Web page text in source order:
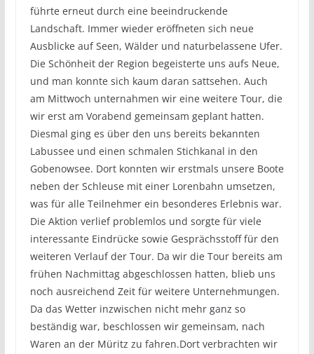
führte erneut durch eine beeindruckende
Landschaft. Immer wieder eröffneten sich neue
Ausblicke auf Seen, Wälder und naturbelassene Ufer.
Die Schönheit der Region begeisterte uns aufs Neue,
und man konnte sich kaum daran sattsehen. Auch
am Mittwoch unternahmen wir eine weitere Tour, die
wir erst am Vorabend gemeinsam geplant hatten.
Diesmal ging es über den uns bereits bekannten
Labussee und einen schmalen Stichkanal in den
Gobenowsee. Dort konnten wir erstmals unsere Boote
neben der Schleuse mit einer Lorenbahn umsetzen,
was für alle Teilnehmer ein besonderes Erlebnis war.
Die Aktion verlief problemlos und sorgte für viele
interessante Eindrücke sowie Gesprächsstoff für den
weiteren Verlauf der Tour. Da wir die Tour bereits am
frühen Nachmittag abgeschlossen hatten, blieb uns
noch ausreichend Zeit für weitere Unternehmungen.
Da das Wetter inzwischen nicht mehr ganz so
beständig war, beschlossen wir gemeinsam, nach
Waren an der Müritz zu fahren.Dort verbrachten wir